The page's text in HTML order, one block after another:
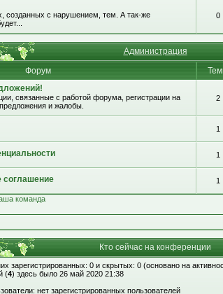
созданных с нарушением, тем. А так-же
0
Администрация
Форум
связанные с работой форума, регистрации на
и жалобы.
2
1
1
соглашение 1
команда
Кто сейчас на конференции
зарегистрированных: 0 и скрытых: 0 (основано на
(4) здесь было 26 май 2020 21:38
нет зарегистрированных пользователей